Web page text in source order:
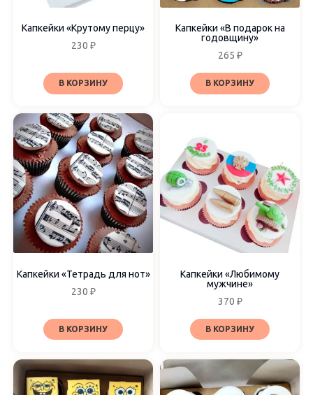
Капкейки «Крутому перцу»
230 ₽
В КОРЗИНУ
Капкейки «В подарок на
годовщину»
265 ₽
В КОРЗИНУ
Капкейки «Тетрадь для нот»
230 ₽
В КОРЗИНУ
Капкейки «Любимому
мужчине»
370 ₽
В КОРЗИНУ